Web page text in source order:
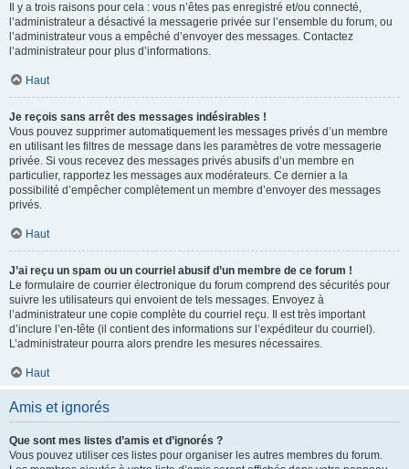
Il y a trois raisons pour cela : vous n’êtes pas enregistré et/ou connecté,
l’administrateur a désactivé la messagerie privée sur l’ensemble du forum, ou
l’administrateur vous a empêché d’envoyer des messages. Contactez
l’administrateur pour plus d’informations.
Haut
Je reçois sans arrêt des messages indésirables !
Vous pouvez supprimer automatiquement les messages privés d’un membre
en utilisant les filtres de message dans les paramètres de votre messagerie
privée. Si vous recevez des messages privés abusifs d’un membre en
particulier, rapportez les messages aux modérateurs. Ce dernier a la
possibilité d’empêcher complètement un membre d’envoyer des messages
privés.
Haut
J’ai reçu un spam ou un courriel abusif d’un membre de ce forum !
Le formulaire de courrier électronique du forum comprend des sécurités pour
suivre les utilisateurs qui envoient de tels messages. Envoyez à
l’administrateur une copie complète du courriel reçu. Il est très important
d’inclure l’en-tête (il contient des informations sur l’expéditeur du courriel).
L’administrateur pourra alors prendre les mesures nécessaires.
Haut
Amis et ignorés
Que sont mes listes d’amis et d’ignorés ?
Vous pouvez utiliser ces listes pour organiser les autres membres du forum.